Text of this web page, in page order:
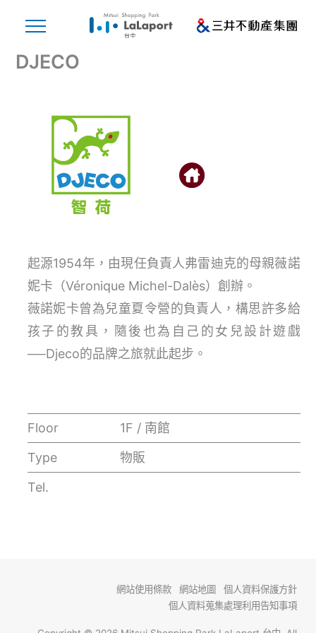
DJECO
起源1954年，由現任負責人弗雷迪克的母親薇諾
妮卡（Véronique Michel-Dalès）創辦。
薇諾妮卡曾為兒童夏令營的負責人，構思許多給
孩子的教具，隨後也為自己的女兒設計遊戲
──Djeco的品牌之旅就此起步。
Floor
1F / 南館
Type
物販
Tel.
網站使用條款 網站地圖
個人資料保護方針
個人資料蒐集處理利用告知事項